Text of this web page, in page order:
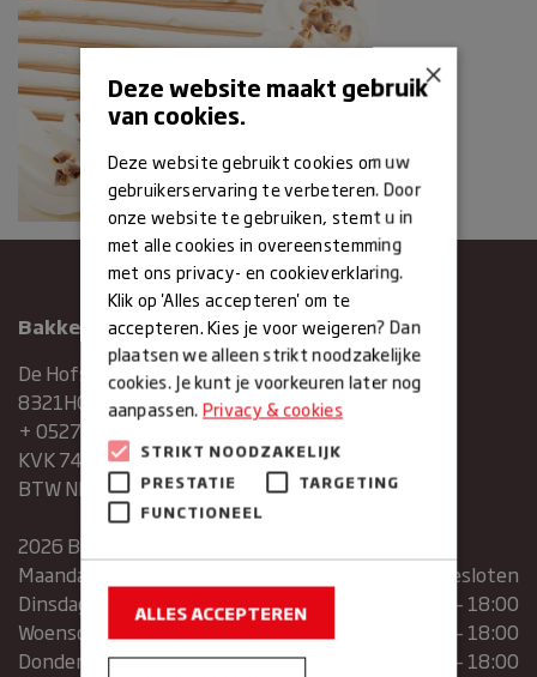
Bakkerij Maxima
De Hofstee 1
8321HG Urk
+ 0527683454
KVK 74286293
BTW NR. NL859839151B01
2026 Bakkerij Maxima
Maandag
gesloten
Dinsdag
07:30 – 13:00 | 14:00 – 18:00
Woensdag
07:30 – 13:00 | 14:00 – 18:00
Donderdag
07:30 – 13:00 | 14:00 – 18:00
×
Deze website maakt gebruik
van cookies.
Deze website gebruikt cookies om uw
gebruikerservaring te verbeteren. Door
onze website te gebruiken, stemt u in
met alle cookies in overeenstemming
met ons privacy- en cookieverklaring.
Klik op 'Alles accepteren' om te
accepteren. Kies je voor weigeren? Dan
plaatsen we alleen strikt noodzakelijke
cookies. Je kunt je voorkeuren later nog
aanpassen.Privacy & cookies
STRIKT NOODZAKELIJK
PRESTATIE
TARGETING
FUNCTIONEEL
ALLES ACCEPTEREN